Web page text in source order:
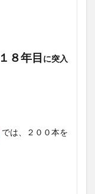
１８年目 に突入
では、２００本を